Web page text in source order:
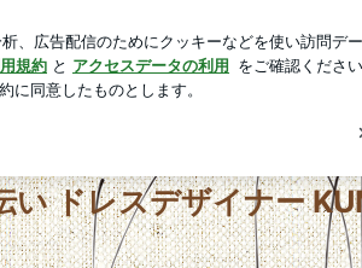
ー KUMI OHARA
ログイン
ドレスデザイナー